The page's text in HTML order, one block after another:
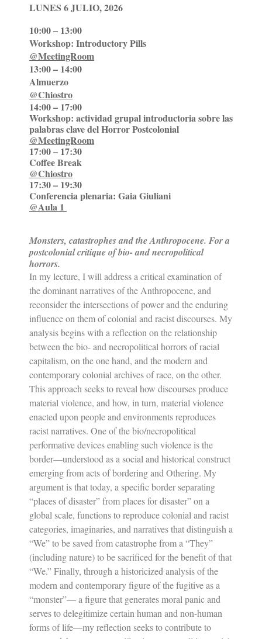
LUNES 6 JULIO, 2026
10:00 – 13:00
Workshop: Introductory Pills
@MeetingRoom
13:00 – 14:00
Almuerzo
@Chiostro
14:00 – 17:00
Workshop: actividad grupal introductoria sobre las
palabras clave del Horror Postcolonial
@MeetingRoom
17:00 – 17:30
Coffee Break
@Chiostro
17:30 – 19:30
Conferencia plenaria: Gaia Giuliani
@Aula 1
Monsters, catastrophes and the Anthropocene. For a
postcolonial critique of bio- and necropolitical
horrors.
In my lecture, I will address a critical examination of
the dominant narratives of the Anthropocene, and
reconsider the intersections of power and the enduring
influence on them of colonial and racist discourses. My
analysis begins with a reflection on the relationship
between the bio- and necropolitical horrors of racial
capitalism, on the one hand, and the modern and
contemporary colonial archives of race, on the other.
This approach seeks to reveal how discourses produce
material violence, and how, in turn, material violence
enacted upon people and environments reproduces
racist narratives. One of the bio/necropolitical
performative devices enabling such violence is the
border—understood as a social and historical construct
emerging from acts of bordering and Othering. My
argument is that today, a specific border separating
“places of disaster” from places for disaster” on a
global scale, functions to reproduce colonial and racist
categories, imaginaries, and narratives that distinguish a
“We” to be saved from catastrophe from a “They”
(including nature) to be sacrificed for the benefit of that
“We.” Finally, through a historicized analysis of the
modern and contemporary figure of the fugitive as a
“monster”— a figure that generates moral panic and
serves to delegitimize certain human and non-human
forms of life—my reflection seeks to contribute to